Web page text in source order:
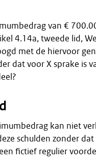
van €
4.14a, tweede lid,
met de hiervoor
dat voor X sprake is
kan niet
schulden zonder dat
fictief regulier